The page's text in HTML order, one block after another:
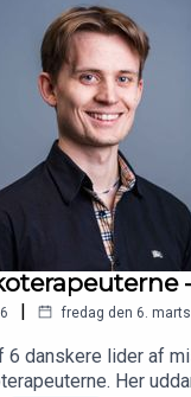
ApS
| fredag den 6.
6 danskere lider af
Her